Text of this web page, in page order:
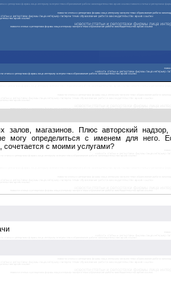
магазинов. Плюс авторский надзор,
могу определиться с именем для него.
сочетается с моими услугами?